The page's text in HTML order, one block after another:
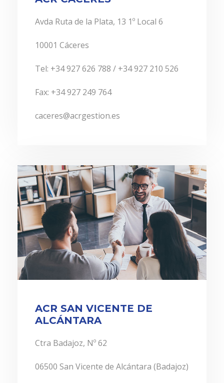
Avda Ruta de la Plata, 13 1º Local 6
10001 Cáceres
Tel: +34 927 626 788 / +34 927 210 526
Fax: +34 927 249 764
caceres@acrgestion.es
ACR SAN VICENTE DE
ALCÁNTARA
Ctra Badajoz, Nº 62
06500 San Vicente de Alcántara (Badajoz)